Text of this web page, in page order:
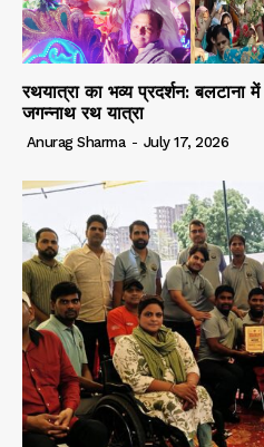
रथयात्रा का भव्य प्रदर्शन: बलटाना
जगन्नाथ रथ यात्रा
Anurag Sharma - July 17, 2026